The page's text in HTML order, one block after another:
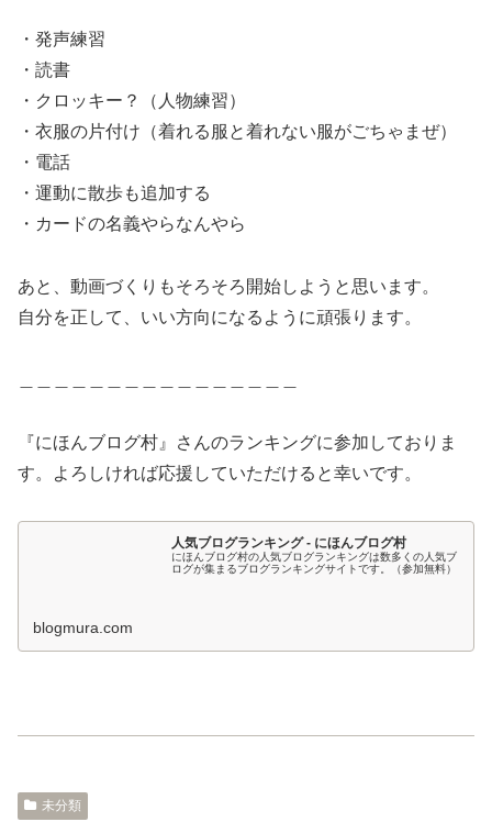
・発声練習
・読書
・クロッキー？（人物練習）
・衣服の片付け（着れる服と着れない服がごちゃまぜ）
・電話
・運動に散歩も追加する
・カードの名義やらなんやら
あと、動画づくりもそろそろ開始しようと思います。
自分を正して、いい方向になるように頑張ります。
『にほんブログ村』さんのランキングに参加しておりま
す。よろしければ応援していただけると幸いです。
人気ブログランキング - にほんブログ村
にほんブログ村の人気ブログランキングは数多くの人気ブ
ログが集まるブログランキングサイトです。（参加無料）
blogmura.com
未分類